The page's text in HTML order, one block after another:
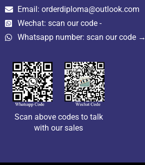
Email: orderdiploma@outlook.com
Wechat: scan our code -
Whatsapp number: scan our code →
Scan above codes to talk
with our sales